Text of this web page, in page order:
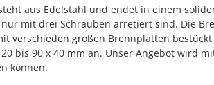
aus Edelstahl und endet in einem
mit drei Schrauben arretiert sind. Die
verschieden großen Brennplatten
bis 90 x 40 mm an. Unser Angebot wird
können.